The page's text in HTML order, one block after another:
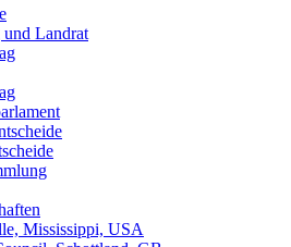
und Landrat
Mississippi, USA